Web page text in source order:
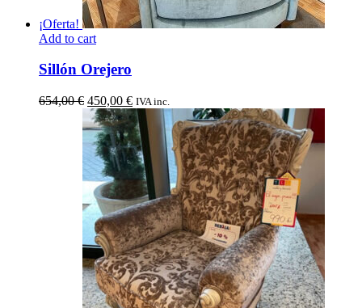
¡Oferta!
Add to cart
Sillón Orejero
654,00€ El
precio
original
era:
654,00 €.
450,00 €El
precio
actual
es:
450,00 €.
IVA inc.